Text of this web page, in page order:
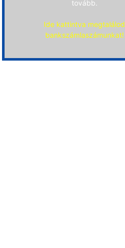
tovább.
Ide kattintva megtalálod
bankszámlaszámunkat!